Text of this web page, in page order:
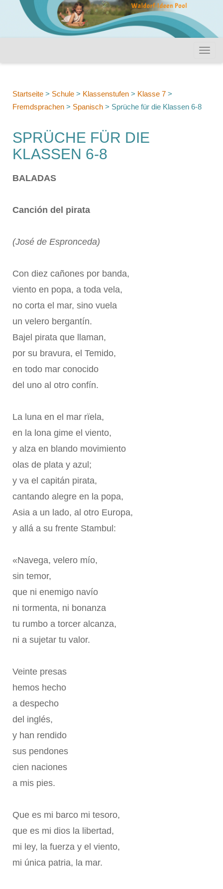
Startseite > Schule > Klassenstufen > Klasse 7 >
Fremdsprachen > Spanisch > Sprüche für die Klassen 6-8
SPRÜCHE FÜR DIE
KLASSEN 6-8
BALADAS
Canción del pirata
(José de Espronceda)
Con diez cañones por banda,
viento en popa, a toda vela,
no corta el mar, sino vuela
un velero bergantín.
Bajel pirata que llaman,
por su bravura, el Temido,
en todo mar conocido
del uno al otro confín.
La luna en el mar rïela,
en la lona gime el viento,
y alza en blando movimiento
olas de plata y azul;
y va el capitán pirata,
cantando alegre en la popa,
Asia a un lado, al otro Europa,
y allá a su frente Stambul:
«Navega, velero mío,
sin temor,
que ni enemigo navío
ni tormenta, ni bonanza
tu rumbo a torcer alcanza,
ni a sujetar tu valor.
Veinte presas
hemos hecho
a despecho
del inglés,
y han rendido
sus pendones
cien naciones
a mis pies.
Que es mi barco mi tesoro,
que es mi dios la libertad,
mi ley, la fuerza y el viento,
mi única patria, la mar.